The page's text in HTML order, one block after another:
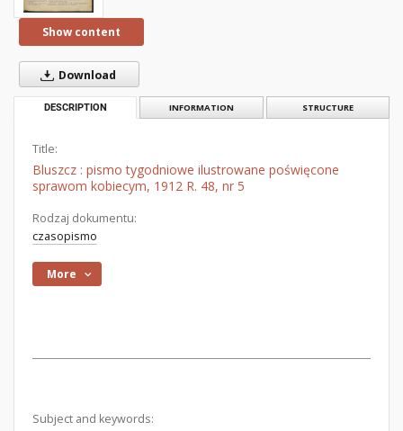
Show content
Download
DESCRIPTION INFORMATION STRUCTURE
Title:
Bluszcz : pismo tygodniowe ilustrowane poświęcone
sprawom kobiecym, 1912 R. 48, nr 5
Rodzaj dokumentu:
czasopismo
More
Subject and keywords: